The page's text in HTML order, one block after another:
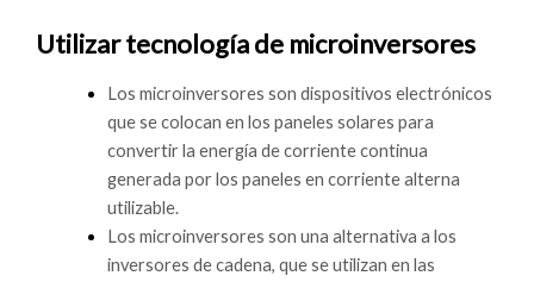
Utilizar tecnología de microinversores
Los microinversores son dispositivos electrónicos
que se colocan en los paneles solares para
convertir la energía de corriente continua
generada por los paneles en corriente alterna
utilizable.
Los microinversores son una alternativa a los
inversores de cadena, que se utilizan en las